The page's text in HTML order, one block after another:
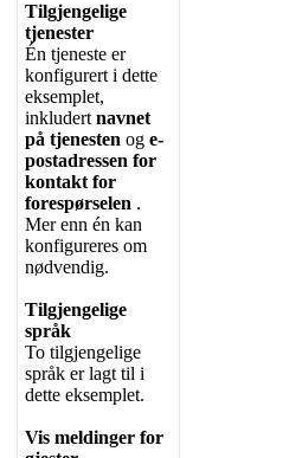
Tilgjengelige
tjenester
Én tjeneste er
konfigurert i dette
eksemplet,
inkludert navnet
på tjenesten og e-
postadressen for
kontakt for
forespørselen .
Mer enn én kan
konfigureres om
nødvendig.
Tilgjengelige
språk
To tilgjengelige
språk er lagt til i
dette eksemplet.
Vis meldinger for